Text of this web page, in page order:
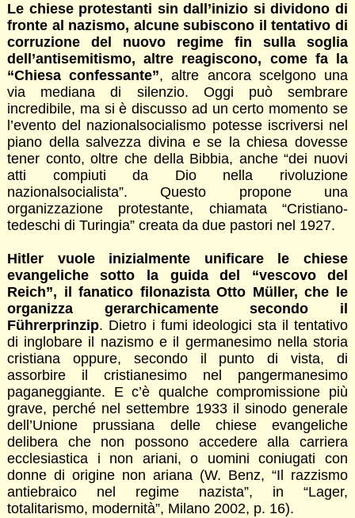
Le chiese protestanti sin dall’inizio si dividono di
fronte al nazismo, alcune subiscono il tentativo di
corruzione del nuovo regime fin sulla soglia
dell’antisemitismo, altre reagiscono, come fa la
“Chiesa confessante”, altre ancora scelgono una
via mediana di silenzio. Oggi può sembrare
incredibile, ma si è discusso ad un certo momento se
l’evento del nazionalsocialismo potesse iscriversi nel
piano della salvezza divina e se la chiesa dovesse
tener conto, oltre che della Bibbia, anche “dei nuovi
atti compiuti da Dio nella rivoluzione
nazionalsocialista”. Questo propone una
organizzazione protestante, chiamata “Cristiano-
tedeschi di Turingia” creata da due pastori nel 1927.
Hitler vuole inizialmente unificare le chiese
evangeliche sotto la guida del “vescovo del
Reich”, il fanatico filonazista Otto Müller, che le
organizza gerarchicamente secondo il
Führerprinzip. Dietro i fumi ideologici sta il tentativo
di inglobare il nazismo e il germanesimo nella storia
cristiana oppure, secondo il punto di vista, di
assorbire il cristianesimo nel pangermanesimo
paganeggiante. E c’è qualche compromissione più
grave, perché nel settembre 1933 il sinodo generale
dell’Unione prussiana delle chiese evangeliche
delibera che non possono accedere alla carriera
ecclesiastica i non ariani, o uomini coniugati con
donne di origine non ariana (W. Benz, “Il razzismo
antiebraico nel regime nazista”, in “Lager,
totalitarismo, modernità”, Milano 2002, p. 16).